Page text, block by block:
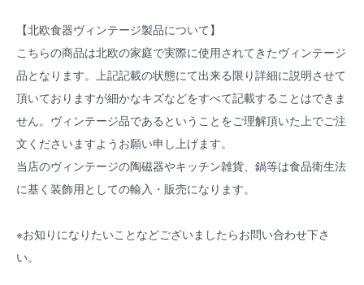
【北欧食器ヴィンテージ製品について】
こちらの商品は北欧の家庭で実際に使用されてきたヴィンテージ
品となります。上記記載の状態にて出来る限り詳細に説明させて
頂いておりますが細かなキズなどをすべて記載することはできま
せん。ヴィンテージ品であるということをご理解頂いた上でご注
文くださいますようお願い申し上げます。
当店のヴィンテージの陶磁器やキッチン雑貨、鍋等は食品衛生法
に基く装飾用としての輸入・販売になります。
※お知りになりたいことなどございましたらお問い合わせ下さ
い。